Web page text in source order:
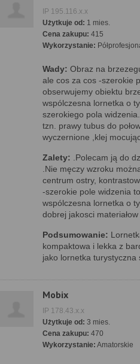
IP 195.116.x.x
Użytkuje od: 1 mies.
Cena zakupu: 415
Wykorzystanie:
Wady: Obraz na
ale cos za cos -szerokie
obserwujemy obiektu
wspólczesna lornetka o
szerokiego pola
tzn. prawy tubus do
wyczernione ,klej
Zalety: .Polecam ją do
.Nie męczy wzroku
centrum ostry,
-szerokie pole widzenia
wspólczesna lornetka o
dobrej jakosci
Podsumowanie:
kompaktowa i lekka z
jako lornetka
Mobix
IP 178.43.x.x
Użytkuje od: 3 mies.
Cena zakupu: 470
Wykorzystanie: Amatorskie